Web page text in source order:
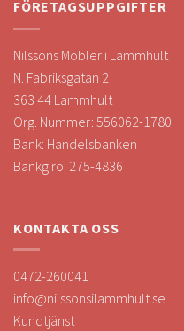
FÖRETAGSUPPGIFTER
Nilssons Möbler i Lammhult
N. Fabriksgatan 2
363 44 Lammhult
Org. Nummer: 556062-1780
Bank: Handelsbanken
Bankgiro: 275-4836
KONTAKTA OSS
0472-260041
info@nilssonsilammhult.se
Kundtjänst